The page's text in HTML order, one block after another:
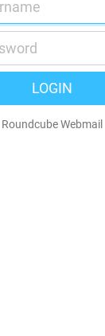
LOGIN
Roundcube Webmail